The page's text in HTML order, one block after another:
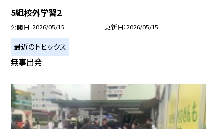
5組校外学習2
公開日 2026/05/15 更新日 2026/05/15
最近のトピックス
無事出発